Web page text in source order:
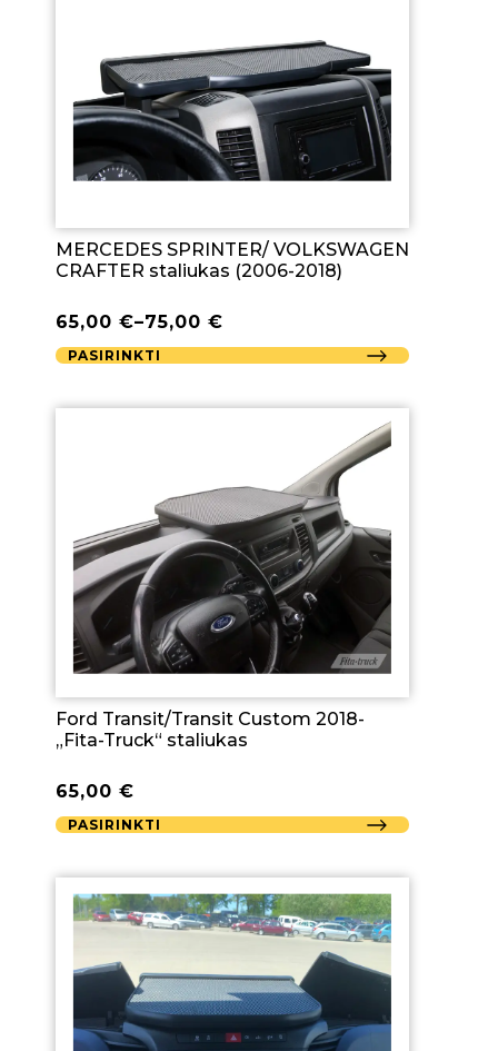
MERCEDES SPRINTER/ VOLKSWAGEN
CRAFTER staliukas (2006-2018)
65,00 €–75,00 €
PASIRINKTI
Ford Transit/Transit Custom 2018-
„Fita-Truck“ staliukas
65,00 €
PASIRINKTI